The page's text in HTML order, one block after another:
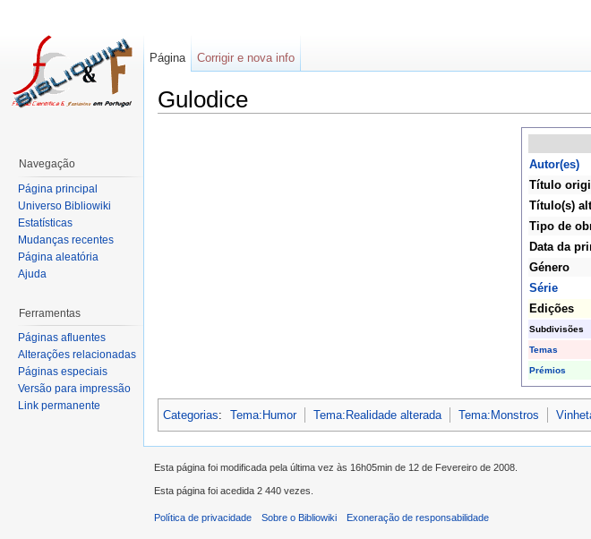
Gulodice
Autor(es)
Título
Título(s)
Tipo de
Data da
Género
Série
Edições
Subdivisões
Temas
Prémios
Categorias: Tema:Humor Tema:Realidade alterada Tema:Monstros
Página Corrigir e nova info
Navegação
Página principal
Universo Bibliowiki
Estatísticas
Mudanças recentes
Página aleatória
Ajuda
Ferramentas
Páginas afluentes
Alterações relacionadas
Páginas especiais
Versão para impressão
Link permanente
Esta página foi modificada pela última vez às 16h05min de 12 de Fevereiro de 2008.
Esta página foi acedida 2 440 vezes.
Política de privacidade Sobre o Bibliowiki Exoneração de responsabilidade